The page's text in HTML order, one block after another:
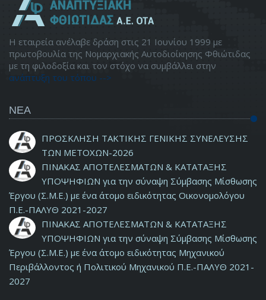
Η εταιρεία ανέλαβε δράση στις 21 Ιουνίου 1999 με
πρωτοβουλία της Νομαρχιακής Αυτοδιοίκησης Φθιώτιδας
με τη φιλοδοξία και τον στόχο να συμβάλλει στην
ανάπτυξη του τόπου -->
ΝΕΑ
ΠΡΟΣΚΛΗΣΗ ΤΑΚΤΙΚΗΣ ΓΕΝΙΚΗΣ ΣΥΝΕΛΕΥΣΗΣ
ΤΩΝ ΜΕΤΟΧΩΝ-2026
ΠΙΝΑΚΑΣ ΑΠΟΤΕΛΕΣΜΑΤΩΝ & ΚΑΤΑΤΑΞΗΣ
ΥΠΟΨΗΦΙΩΝ για την σύναψη Σύμβασης Μίσθωσης
Έργου (Σ.Μ.Ε.) με ένα άτομο ειδικότητας Οικονομολόγου
Π.Ε.-ΠΑΛΥΘ 2021-2027
ΠΙΝΑΚΑΣ ΑΠΟΤΕΛΕΣΜΑΤΩΝ & ΚΑΤΑΤΑΞΗΣ
ΥΠΟΨΗΦΙΩΝ για την σύναψη Σύμβασης Μίσθωσης
Έργου (Σ.Μ.Ε.) με ένα άτομο ειδικότητας Μηχανικού
Περιβάλλοντος ή Πολιτικού Μηχανικού Π.Ε.-ΠΑΛΥΘ 2021-
2027